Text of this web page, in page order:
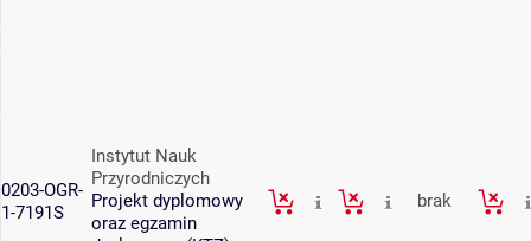
0203-OGR-
1-7191S
Instytut Nauk
Przyrodniczych
Projekt dyplomowy
oraz egzamin
brak